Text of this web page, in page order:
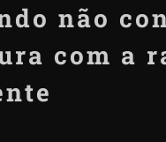
não
com a